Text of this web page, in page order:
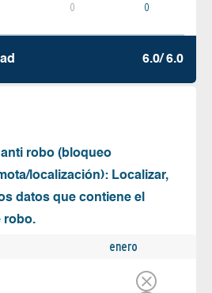
0 0
6.0/ 6.0
robo (bloqueo
localización): Localizar,
datos que contiene el
robo.
enero